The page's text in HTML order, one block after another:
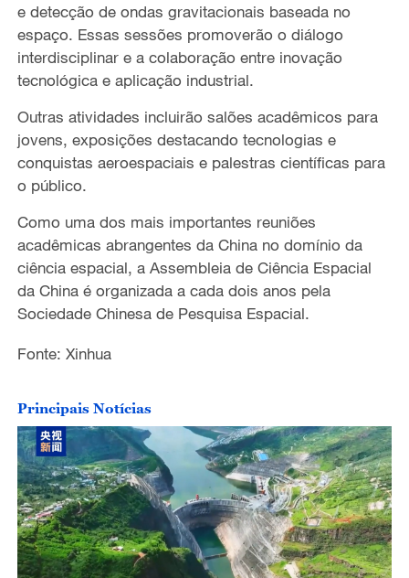
e detecção de ondas gravitacionais baseada no
espaço. Essas sessões promoverão o diálogo
interdisciplinar e a colaboração entre inovação
tecnológica e aplicação industrial.
Outras atividades incluirão salões acadêmicos para
jovens, exposições destacando tecnologias e
conquistas aeroespaciais e palestras científicas para
o público.
Como uma dos mais importantes reuniões
acadêmicas abrangentes da China no domínio da
ciência espacial, a Assembleia de Ciência Espacial
da China é organizada a cada dois anos pela
Sociedade Chinesa de Pesquisa Espacial.
Fonte: Xinhua
Principais Notícias